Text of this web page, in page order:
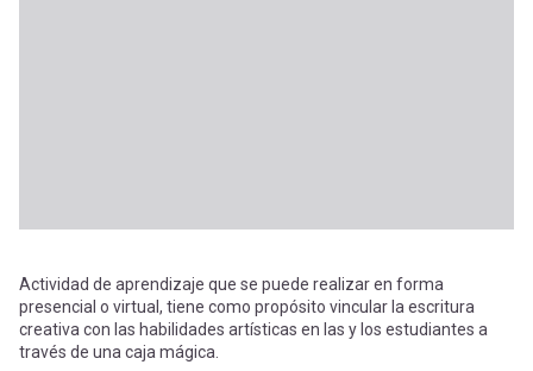
Actividad de aprendizaje que se puede realizar en forma
presencial o virtual, tiene como propósito vincular la escritura
creativa con las habilidades artísticas en las y los estudiantes a
través de una caja mágica.